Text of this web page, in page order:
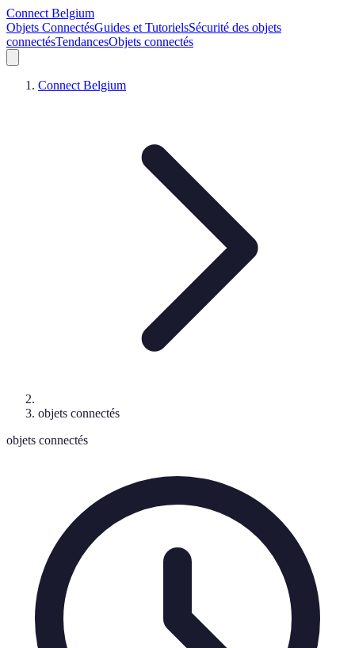
Connect Belgium
Objets ConnectésGuides et TutorielsSécurité des objets
connectésTendancesObjets connectés
Connect Belgium
objets connectés
objets connectés